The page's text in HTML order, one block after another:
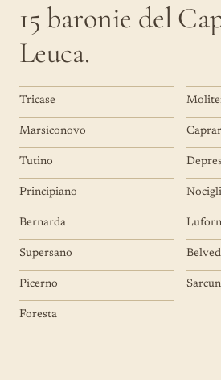
15 baronie del
Leuca.
Tricase
Marsiconovo
Tutino
Principiano
Bernarda
Supersano
Picerno
Foresta